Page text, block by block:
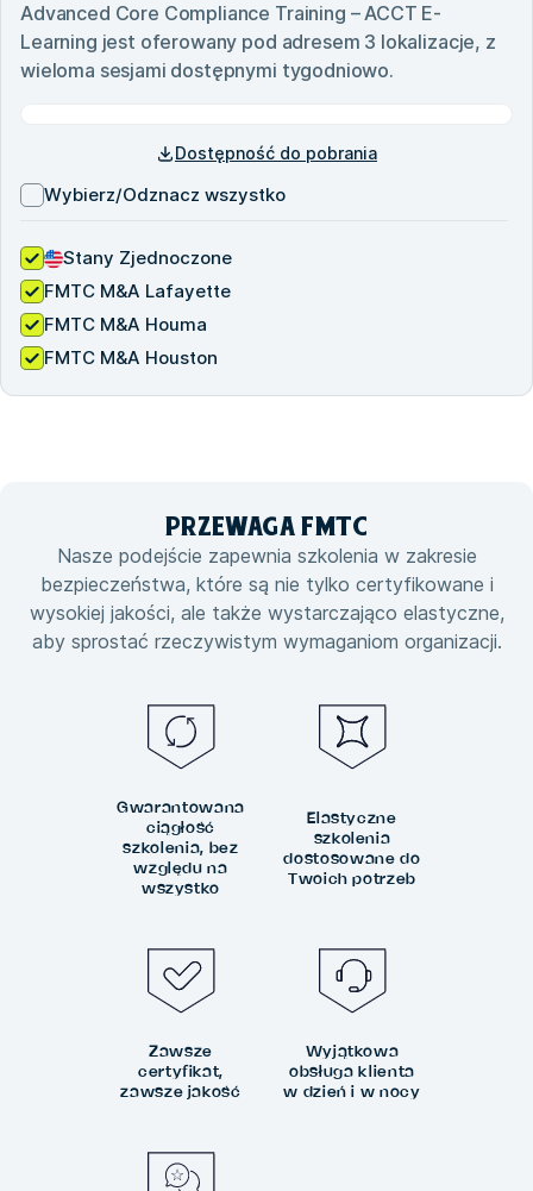
Advanced Core Compliance Training – ACCT E-
Learning jest oferowany pod adresem 3 lokalizacje, z
wieloma sesjami dostępnymi tygodniowo.
Dostępność do pobrania
Wybierz/Odznacz wszystko
Stany Zjednoczone
FMTC M&A Lafayette
FMTC M&A Houma
FMTC M&A Houston
PRZEWAGA FMTC
Nasze podejście zapewnia szkolenia w zakresie
bezpieczeństwa, które są nie tylko certyfikowane i
wysokiej jakości, ale także wystarczająco elastyczne,
aby sprostać rzeczywistym wymaganiom organizacji.
Gwarantowana
ciągłość
szkolenia, bez
względu na
wszystko
Elastyczne
szkolenia
dostosowane do
Twoich potrzeb
Zawsze
certyfikat,
zawsze jakość
Wyjątkowa
obsługa klienta
w dzień i w nocy